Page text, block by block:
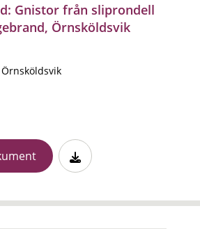
Gnistor från sliprondell
Örnsköldsvik